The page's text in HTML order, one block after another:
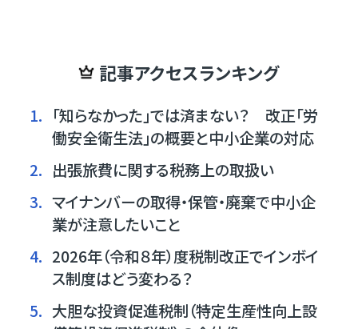
記事アクセスランキング
1. 「知らなかった」では済まない？ 改正「労
働安全衛生法」の概要と中小企業の対応
2. 出張旅費に関する税務上の取扱い
3. マイナンバーの取得・保管・廃棄で中小企
業が注意したいこと
4. 2026年（令和８年）度税制改正でインボイ
ス制度はどう変わる？
5. 大胆な投資促進税制（特定生産性向上設